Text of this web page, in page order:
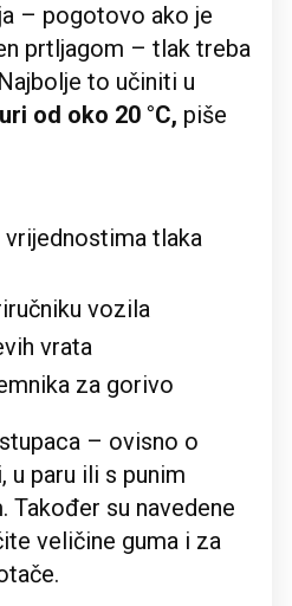
– pogotovo ako je
prtljagom – tlak treba
to učiniti u
od oko 20 °C, piše
tlaka
vozila
vrata
za gorivo
– ovisno o
paru ili s punim
su navedene
veličine guma i za